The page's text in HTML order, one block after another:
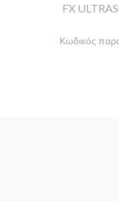
FX
Κωδικός